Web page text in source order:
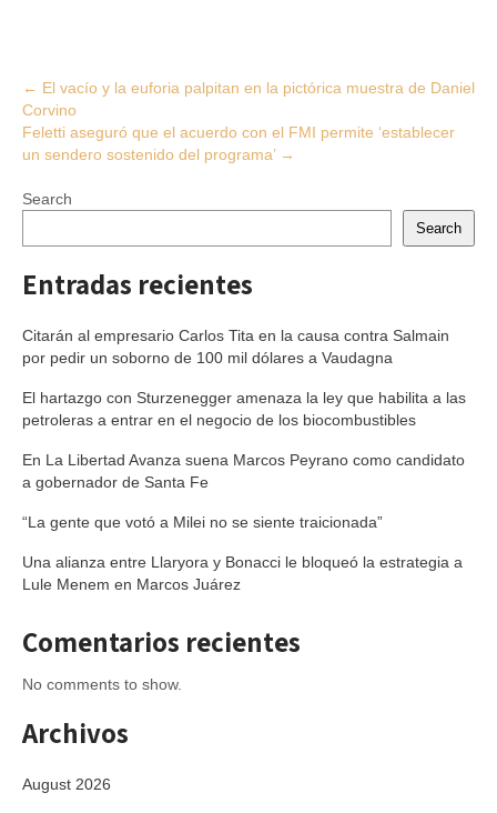
Post
navigation
← El vacío y la euforia palpitan en la pictórica muestra de Daniel
Corvino
Feletti aseguró que el acuerdo con el FMI permite ‘establecer
un sendero sostenido del programa’ →
Search
Search
Entradas recientes
Citarán al empresario Carlos Tita en la causa contra Salmain
por pedir un soborno de 100 mil dólares a Vaudagna
El hartazgo con Sturzenegger amenaza la ley que habilita a las
petroleras a entrar en el negocio de los biocombustibles
En La Libertad Avanza suena Marcos Peyrano como candidato
a gobernador de Santa Fe
“La gente que votó a Milei no se siente traicionada”
Una alianza entre Llaryora y Bonacci le bloqueó la estrategia a
Lule Menem en Marcos Juárez
Comentarios recientes
No comments to show.
Archivos
August 2026